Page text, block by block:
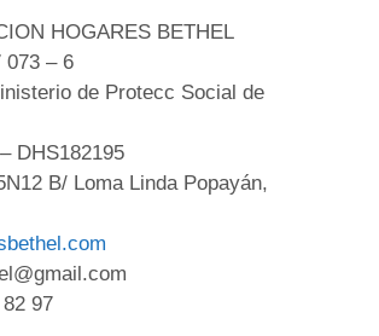
HOGARES BETHEL
073 – 6
de Protecc Social de
DHS182195
B/ Loma Linda Popayán,
97